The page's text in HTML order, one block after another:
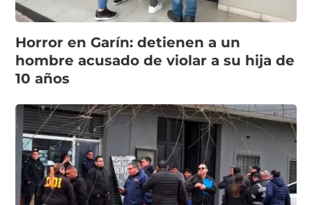
Horror en Garín: detienen a un
hombre acusado de violar a su hija de
10 años